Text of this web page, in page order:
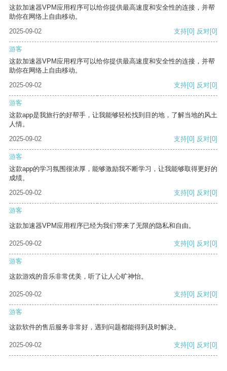
这款加速器VPM应用程序可以给你提供最高速度和安全性的连接，并帮
助你在网络上自由移动。
2025-09-02
支持[0] 反对[0]
游客
这款加速器VPM应用程序可以给你提供最高速度和安全性的连接，并帮
助你在网络上自由移动。
2025-09-02
支持[0] 反对[0]
游客
这款app是我旅行的好帮手，让我能够轻松找到目的地，了解当地的风土
人情。
2025-09-02
支持[0] 反对[0]
游客
这款app的学习氛围很浓厚，能够激励我不断学习，让我能够取得更好的
成绩。
2025-09-02
支持[0] 反对[0]
游客
这款加速器VPM应用程序已经为我们带来了无限的隐私和自由。
2025-09-02 支持[0] 反对[0]
游客
这款游戏的音乐非常优美，听了让人心旷神怡。
2025-09-02 支持[0] 反对[0]
游客
这款软件的售后服务非常好，遇到问题都能得到及时解决。
2025-09-02 支持[0] 反对[0]